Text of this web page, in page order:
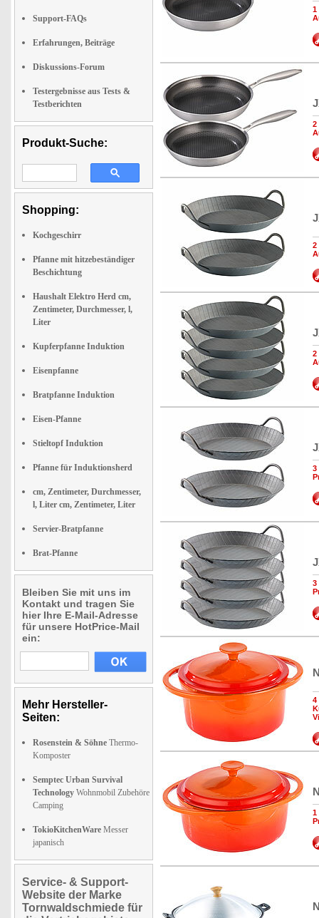
Support-FAQs
Erfahrungen, Beiträge
Diskussions-Forum
Testergebnisse aus Tests &
Testberichten
Produkt-Suche:
Shopping:
Kochgeschirr
Pfanne mit hitzebeständiger
Beschichtung
Haushalt Elektro Herd cm,
Zentimeter, Durchmesser, l,
Liter
Kupferpfanne Induktion
Eisenpfanne
Bratpfanne Induktion
Eisen-Pfanne
Stieltopf Induktion
Pfanne für Induktionsherd
cm, Zentimeter, Durchmesser,
l, Liter cm, Zentimeter, Liter
Servier-Bratpfanne
Brat-Pfanne
Bleiben Sie mit uns im
Kontakt und tragen Sie
hier Ihre E-Mail-Adresse
für unsere HotPrice-Mail
ein:
Mehr Hersteller-
Seiten:
Rosenstein & Söhne Thermo-
Komposter
Semptec Urban Survival
Technology Wohnmobil Zubehöre
Camping
TokioKitchenWare Messer
japanisch
Service- & Support-
Website der Marke
Tornwaldschmiede für
1
2
2
2
3
3
4
1